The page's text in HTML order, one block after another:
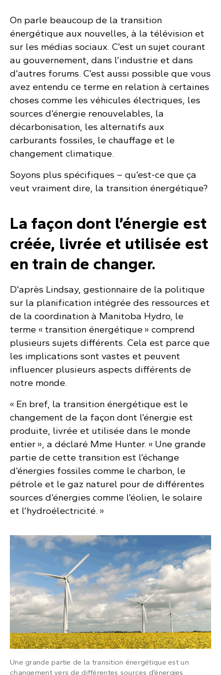
On parle beaucoup de la transition
énergétique aux nouvelles, à la télévision et
sur les médias sociaux. C’est un sujet courant
au gouvernement, dans l’industrie et dans
d’autres forums. C’est aussi possible que vous
avez entendu ce terme en relation à certaines
choses comme les véhicules électriques, les
sources d’énergie renouvelables, la
décarbonisation, les alternatifs aux
carburants fossiles, le chauffage et le
changement climatique.
Soyons plus spécifiques – qu’est-ce que ça
veut vraiment dire, la transition énergétique?
La façon dont l’énergie est
créée, livrée et utilisée est
en train de changer.
D’après Lindsay, gestionnaire de la politique
sur la planification intégrée des ressources et
de la coordination à Manitoba Hydro, le
terme « transition énergétique » comprend
plusieurs sujets différents. Cela est parce que
les implications sont vastes et peuvent
influencer plusieurs aspects différents de
notre monde.
« En bref, la transition énergétique est le
changement de la façon dont l’énergie est
produite, livrée et utilisée dans le monde
entier », a déclaré Mme Hunter. « Une grande
partie de cette transition est l’échange
d’énergies fossiles comme le charbon, le
pétrole et le gaz naturel pour de différentes
sources d’énergies comme l’éolien, le solaire
et l’hydroélectricité. »
Une grande partie de la transition énergétique est un
changement vers de différentes sources d’énergies